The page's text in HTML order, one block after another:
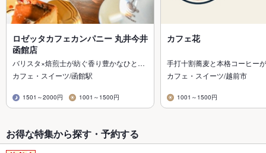
ロゼッタカフェカンパニー 丸井今井
函館店
バリスタ×焙煎士が紡ぐ香り豊かなひと…
カフェ・スイーツ/函館駅
1501～2000円 1001～1500円
カフェ花
手打十割蕎麦と本格コーヒー
カフェ・スイーツ/越前市
1001～1500円
お得な特集から探す・予約する